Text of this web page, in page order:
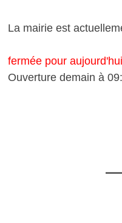
La mairie est
fermée pour aujourd'hui
Ouverture demain à